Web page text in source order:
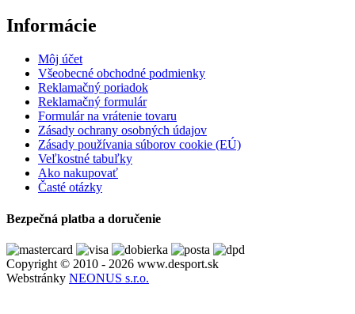
Informácie
Môj účet
Všeobecné obchodné podmienky
Reklamačný poriadok
Reklamačný formulár
Formulár na vrátenie tovaru
Zásady ochrany osobných údajov
Zásady používania súborov cookie (EÚ)
Veľkostné tabuľky
Ako nakupovať
Časté otázky
Bezpečná platba a doručenie
Copyright © 2010 - 2026 www.desport.sk
Webstránky NEONUS s.r.o.